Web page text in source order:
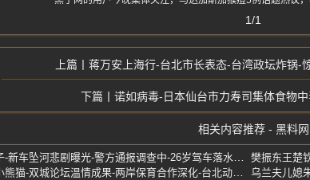
1/1
蒋万安上海行-台北市长表态-台湾政坛炸锅-
诺如病毒-日本仙台市力寿司集体食物
相关内容推荐 - 黑料网
湖北天门女子-新车坠河悲剧曝光-警方通报调查中-26岁驾车落水身亡
上海赠两只小熊猫-双城论坛温情成果-两岸保育合作深化-台北动物园新成员